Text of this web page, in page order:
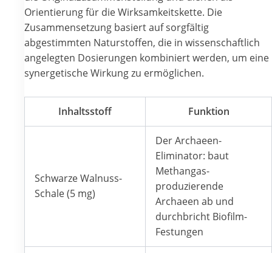
Orientierung für die Wirksamkeitskette. Die
Zusammensetzung basiert auf sorgfältig
abgestimmten Naturstoffen, die in wissenschaftlich
angelegten Dosierungen kombiniert werden, um eine
synergetische Wirkung zu ermöglichen.
Inhaltsstoff Funktion
Schwarze Walnuss-
Schale (5 mg)
Der Archaeen-
Eliminator: baut
Methangas-
produzierende
Archaeen ab und
durchbricht Biofilm-
Festungen